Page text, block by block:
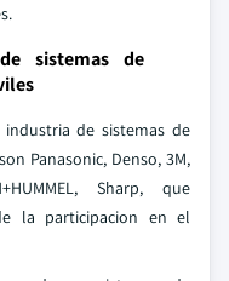
sistemas de
de sistemas de
Panasonic, Denso, 3M,
Sharp, que
la participacion en el